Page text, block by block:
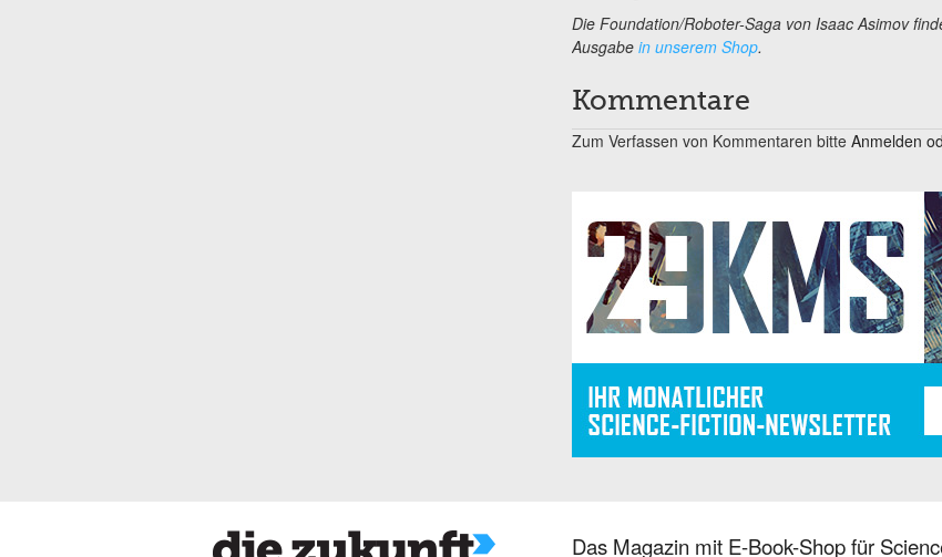
Die Foundation/Roboter-Saga von Isaac Asimov
Ausgabe in unserem Shop.
Kommentare
Zum Verfassen von Kommentaren bitte Anmelden
Das Magazin mit E-Book-Shop für